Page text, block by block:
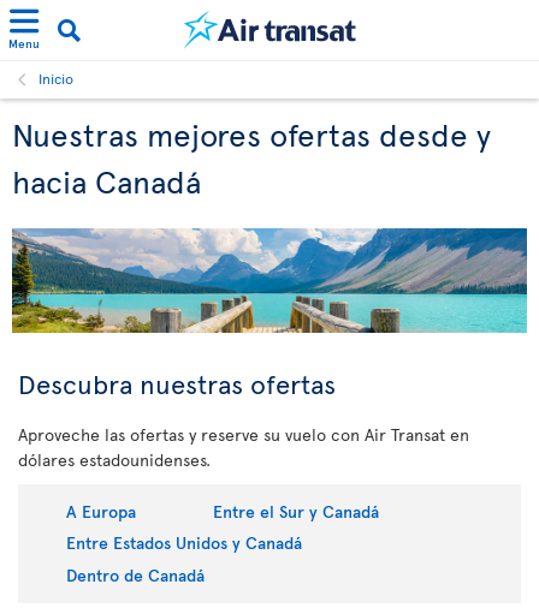
Menu
Inicio
Nuestras mejores ofertas desde y
hacia Canadá
Descubra nuestras ofertas
Aproveche las ofertas y reserve su vuelo con Air Transat en
dólares estadounidenses.
A Europa
Entre el Sur y Canadá
Entre Estados Unidos y Canadá
Dentro de Canadá